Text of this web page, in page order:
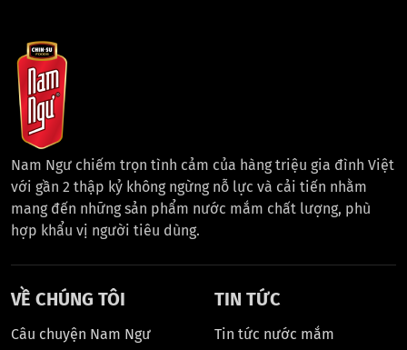
Nam Ngư chiếm trọn tình cảm của hàng triệu gia đình Việt
với gần 2 thập kỷ không ngừng nỗ lực và cải tiến nhằm
mang đến những sản phẩm nước mắm chất lượng, phù
hợp khẩu vị người tiêu dùng.
VỀ CHÚNG TÔI
Câu chuyện Nam Ngư
TIN TỨC
Tin tức nước mắm